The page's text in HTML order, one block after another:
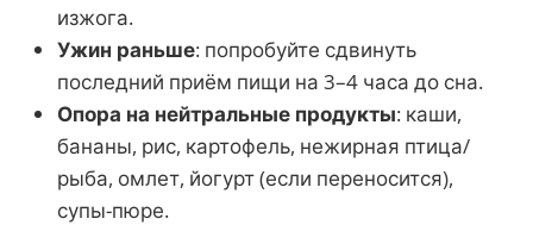
изжога.
Ужин раньше: попробуйте сдвинуть
последний приём пищи на 3–4 часа до сна.
Опора на нейтральные продукты: каши,
бананы, рис, картофель, нежирная птица/
рыба, омлет, йогурт (если переносится),
супы-пюре.